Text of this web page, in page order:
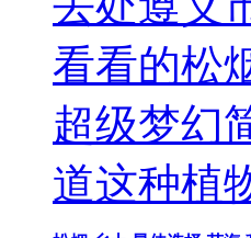
看看的松
超级梦幻
道这种植